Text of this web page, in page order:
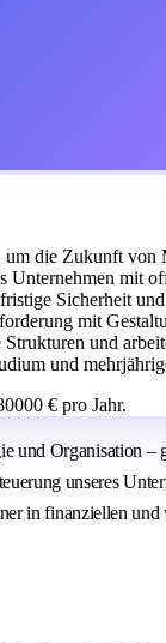
die Zukunft von
Unternehmen mit
Sicherheit
mit
und
und
€ pro Jahr.
und Organisation
unseres
in finanziellen